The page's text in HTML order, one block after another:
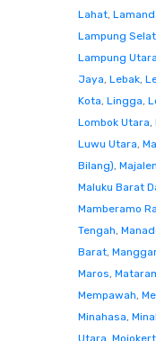
Lahat,
Lampung
Lampung Utara
Jaya, Lebak,
Kota, Lingga,
Lombok Utara,
Luwu Utara,
Bilang),
Maluku Barat
Mamberamo
Tengah,
Barat,
Maros,
Mempawah,
Minahasa,
Utara,